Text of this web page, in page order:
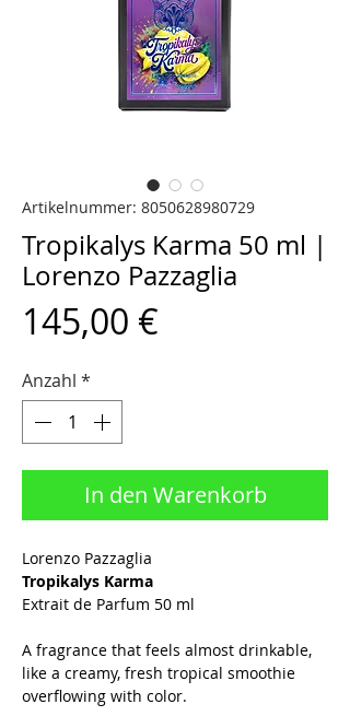
Artikelnummer: 8050628980729
Tropikalys Karma 50 ml |
Lorenzo Pazzaglia
145,00 €
Anzahl *
In den Warenkorb
Lorenzo Pazzaglia
Tropikalys Karma
Extrait de Parfum 50 ml
A fragrance that feels almost drinkable,
like a creamy, fresh tropical smoothie
overflowing with color.